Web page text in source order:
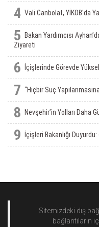
4 Vali Canbolat, YİKOB'da
5
Bakan Yardımcısı
Ziyareti
6 İçişlerinde Görevde
7 “Hiçbir Suç
8 Nevşehir’in Yolları Daha
9 İçişleri Bakanlığı
Sitemizdeki dış
bağlantıların